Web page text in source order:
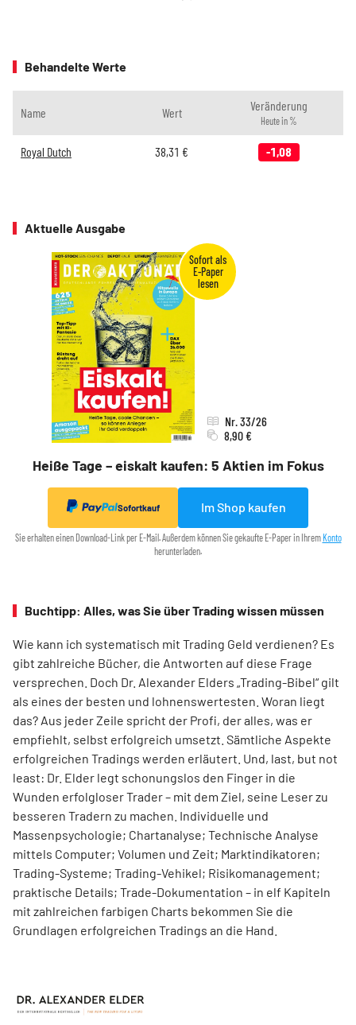
Behandelte Werte
Name Wert Veränderung
Heute in %
Royal Dutch 38,31 € -1,08
Aktuelle Ausgabe
Heiße Tage – eiskalt kaufen: 5 Aktien im Fokus
Nr. 33/26
8,90 €
Sofortkauf Im Shop kaufen
Sie erhalten einen Download-Link per E-Mail. Außerdem können Sie gekaufte E-Paper in IhremKonto
herunterladen.
Buchtipp: Alles, was Sie über Trading wissen müssen
Wie kann ich systematisch mit Trading Geld verdienen? Es
gibt zahlreiche Bücher, die Antworten auf diese Frage
versprechen. Doch Dr. Alexander Elders „Trading-Bibel“ gilt
als eines der besten und lohnenswertesten. Woran liegt
das? Aus jeder Zeile spricht der Profi, der alles, was er
empfiehlt, selbst erfolgreich umsetzt. Sämtliche Aspekte
erfolgreichen Tradings werden erläutert. Und, last, but not
least: Dr. Elder legt schonungslos den Finger in die
Wunden erfolgloser Trader – mit dem Ziel, seine Leser zu
besseren Tradern zu machen. Individuelle und
Massenpsychologie; Chartanalyse; Technische Analyse
mittels Computer; Volumen und Zeit; Marktindikatoren;
Trading-Systeme; Trading-Vehikel; Risikomanagement;
praktische Details; Trade-Dokumentation – in elf Kapiteln
mit zahlreichen farbigen Charts bekommen Sie die
Grundlagen erfolgreichen Tradings an die Hand.